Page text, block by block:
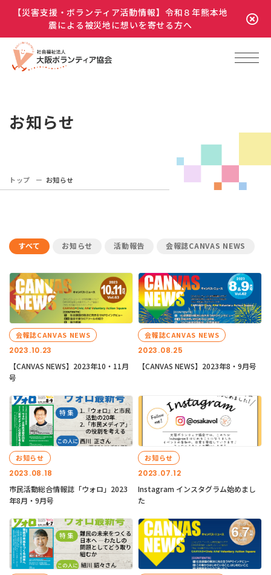
【災害支援・ボランティア活動情報】令和８年熊本地
震による被災地に想いを寄せる方へ
お知らせ
トップ お知らせ
すべて お知らせ 活動報告 会報誌CANVAS NEWS
2023.10.23
会報誌CANVAS NEWS
【CANVAS NEWS】2023年10・11月
号
2023.08.25
会報誌CANVAS NEWS
【CANVAS NEWS】2023年8・9月号
2023.08.18
お知らせ
市民活動総合情報誌「ウォロ」2023
年8月・9月号
2023.07.12
お知らせ
Instagram インスタグラム始めまし
た